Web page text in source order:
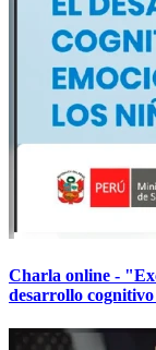
Charla online -
desarrollo